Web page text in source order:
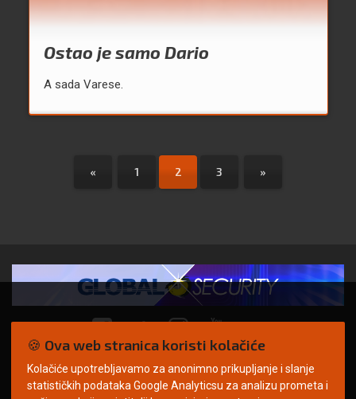
Ostao je samo Dario
A sada Varese.
« 1 2 3 »
© Copyright 2026. | ARILEO
🍪 Ova web stranica koristi kolačiće
Kolačiće upotrebljavamo za anonimno prikupljanje i slanje
statističkih podataka Google Analyticsu za analizu prometa i